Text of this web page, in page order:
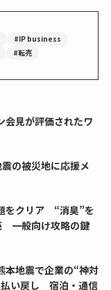
#IP business
#転売
会見が評価されたワ
の被災地に応援メ
をクリア “消臭”を
一般向け攻略の鍵
地震で企業の“神対
い戻し 宿泊・通信